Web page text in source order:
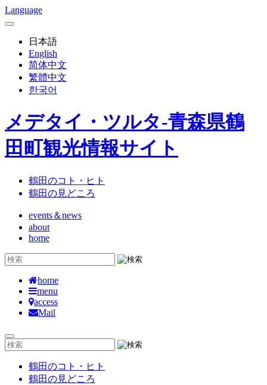
Language
日本語
English
简体中文
繁體中文
한국어
メデタイ・ツルタ-青森県鶴
田町観光情報サイト
鶴田のコト・ヒト
鶴田の見どころ
events＆news
about
home
home
menu
access
Mail
鶴田のコト・ヒト
鶴田の見どころ